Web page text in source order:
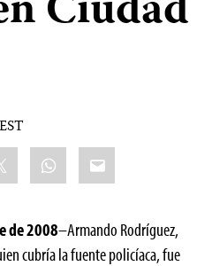
WhatsApp
Email
de 2008–Armando Rodríguez,
cubría la fuente policíaca, fue